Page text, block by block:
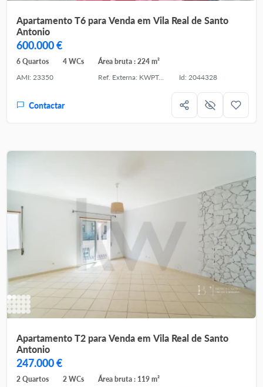
Apartamento T6 para Venda em Vila Real de Santo
Antonio
600.000 €
6 Quartos 4 WCs
Área bruta : 224 m²
AMI: 23350
Ref. Externa: KWPT-033924 Id: 2044328
Contactar
Apartamento T2 para Venda em Vila Real de Santo
Antonio
247.000 €
2 Quartos 2 WCs
Área bruta : 119 m²